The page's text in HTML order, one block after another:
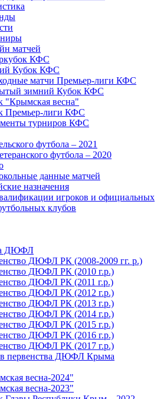
матчей
КФС
Кубок КФС
матчи Премьер-лиги КФС
зимний Кубок КФС
"Крымская весна"
Премьер-лиги КФС
турниров КФС
футбола – 2021
футбола – 2020
данные матчей
назначения
игроков и официальных
клубов
ДЮФЛ
ДЮФЛ РК (2008-2009 гг. р.)
ДЮФЛ РК (2010 г.р.)
ДЮФЛ РК (2011 г.р.)
ДЮФЛ РК (2012 г.р.)
ДЮФЛ РК (2013 г.р.)
ДЮФЛ РК (2014 г.р.)
ДЮФЛ РК (2015 г.р.)
ДЮФЛ РК (2016 г.р.)
ДЮФЛ РК (2017 г.р.)
первенства ДЮФЛ Крыма
весна-2024"
весна-2023"